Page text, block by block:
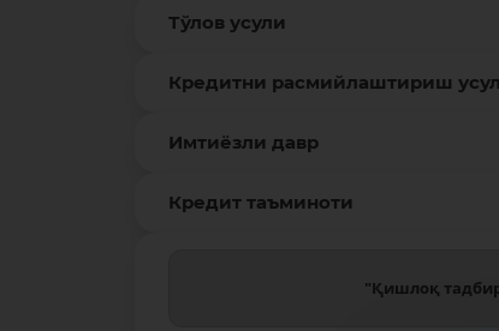
Тўлов усули
Кредитни расмийлаштириш
Имтиёзли давр
Кредит таъминоти
"Қишлоқ